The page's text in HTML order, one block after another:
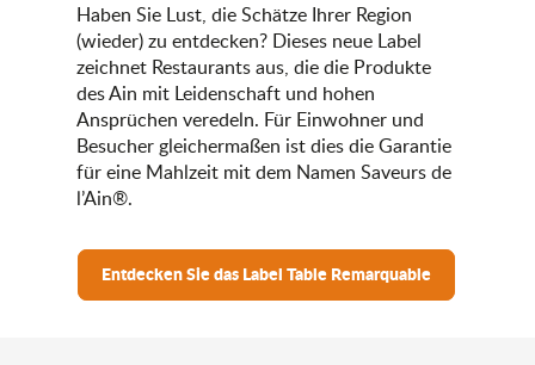
Haben Sie Lust, die Schätze Ihrer Region
(wieder) zu entdecken? Dieses neue Label
zeichnet Restaurants aus, die die Produkte
des Ain mit Leidenschaft und hohen
Ansprüchen veredeln. Für Einwohner und
Besucher gleichermaßen ist dies die Garantie
für eine Mahlzeit mit dem Namen Saveurs de
l’Ain®.
Entdecken Sie das Label Table Remarquable